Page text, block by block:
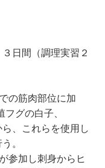
日間（調理実習２
の筋肉部位に加
グの白子、
、これらを使用し
。
参加し刺身からヒ